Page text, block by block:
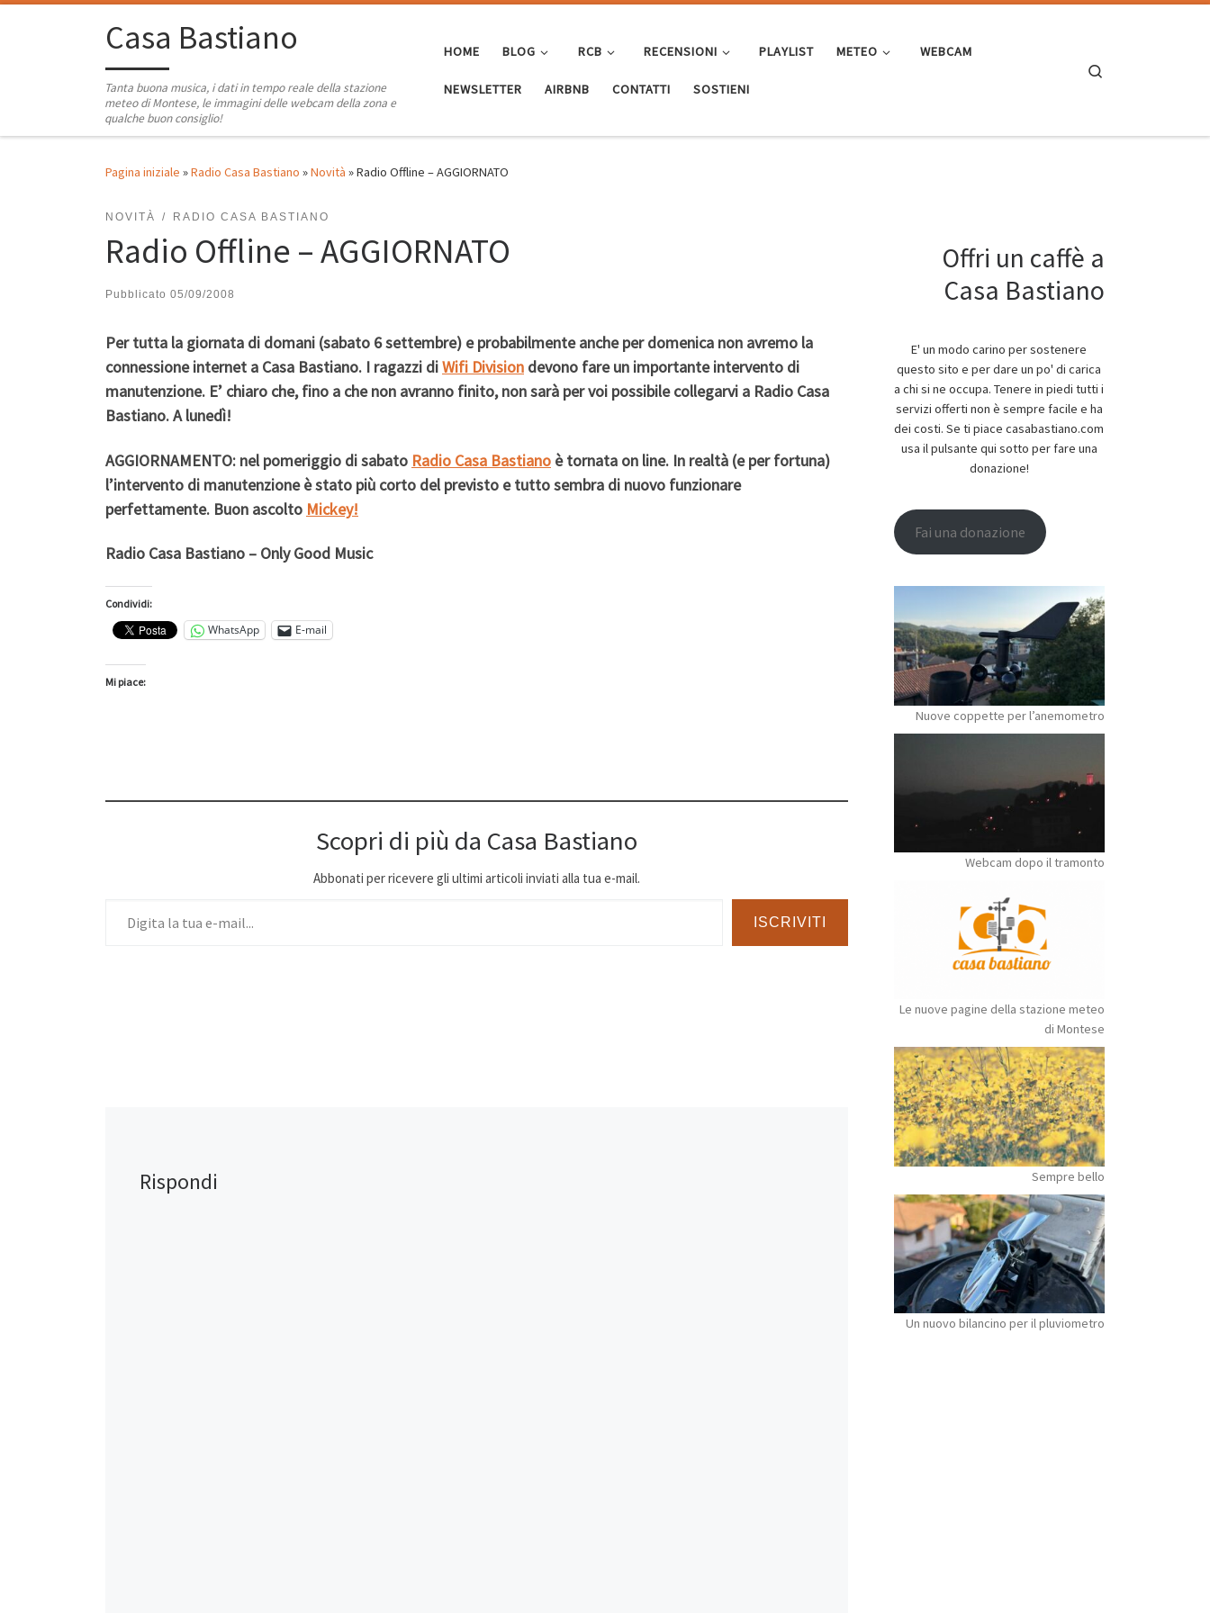
Passa al contenutoCasa Bastiano
Tanta buona musica, i dati in tempo reale della stazione
meteo di Montese, le immagini delle webcam della zona e
qualche buon consiglio!
HOME BLOG RCB RECENSIONI PLAYLIST METEO WEBCAM
NEWSLETTER AIRBNB CONTATTI SOSTIENI
Pagina iniziale »Radio Casa Bastiano »Novità »Radio Offline – AGGIORNATO
NOVITÀ RADIO CASA BASTIANO
Radio Offline – AGGIORNATO
Pubblicato 05/09/2008
Per tutta la giornata di domani (sabato 6 settembre) e probabilmente anche per domenica non avremo la
connessione internet a Casa Bastiano. I ragazzi diWifi Division devono fare un importante intervento di
manutenzione. E’ chiaro che, fino a che non avranno finito, non sarà per voi possibile collegarvi a Radio Casa
Bastiano. A lunedì!
AGGIORNAMENTO: nel pomeriggio di sabato Radio Casa Bastiano è tornata on line. In realtà (e per fortuna)
l’intervento di manutenzione è stato più corto del previsto e tutto sembra di nuovo funzionare
perfettamente. Buon ascolto Mickey!
Radio Casa Bastiano – Only Good Music
Condividi:
WhatsApp E-mail
Mi piace:
Scopri di più da Casa Bastiano
Abbonati per ricevere gli ultimi articoli inviati alla tua e-mail.
ISCRIVITI
Rispondi
Offri un caffè a
Casa Bastiano
E' un modo carino per sostenere
questo sito e per dare un po' di carica
a chi si ne occupa. Tenere in piedi tutti i
servizi offerti non è sempre facile e ha
dei costi. Se ti piace casabastiano.com
usa il pulsante qui sotto per fare una
donazione!
Fai una donazione
Nuove coppette per l’anemometro
Webcam dopo il tramonto
Le nuove pagine della stazione meteo
di Montese
Sempre bello
Un nuovo bilancino per il pluviometro